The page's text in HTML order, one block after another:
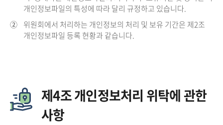
개인정보파일의 특성에 따라 달리 규정하고 있습니다.
② 위원회에서 처리하는 개인정보의 처리 및 보유 기간은 제2조
개인정보파일 등록 현황과 같습니다.
제4조 개인정보처리 위탁에 관한
사항